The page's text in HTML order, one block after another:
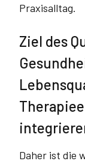
Praxisalltag.
Ziel des
Daher ist die